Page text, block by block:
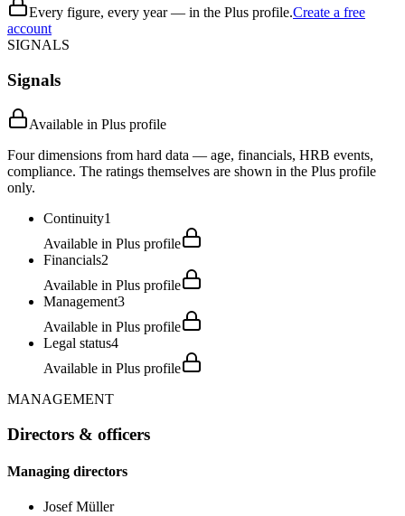
Every figure, every year — in the Plus profile.Create a free
account
SIGNALS
Signals
Available in Plus profile
Four dimensions from hard data — age, financials, HRB events,
compliance. The ratings themselves are shown in the Plus profile
only.
Continuity1
Available in Plus profile
Financials2
Available in Plus profile
Management3
Available in Plus profile
Legal status4
Available in Plus profile
MANAGEMENT
Directors & officers
Managing directors
Josef Müller